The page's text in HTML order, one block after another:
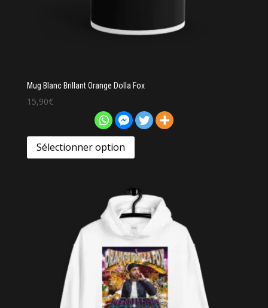
Mug Blanc Brillant Orange Dolla Fox
15,90€
Sélectionner option